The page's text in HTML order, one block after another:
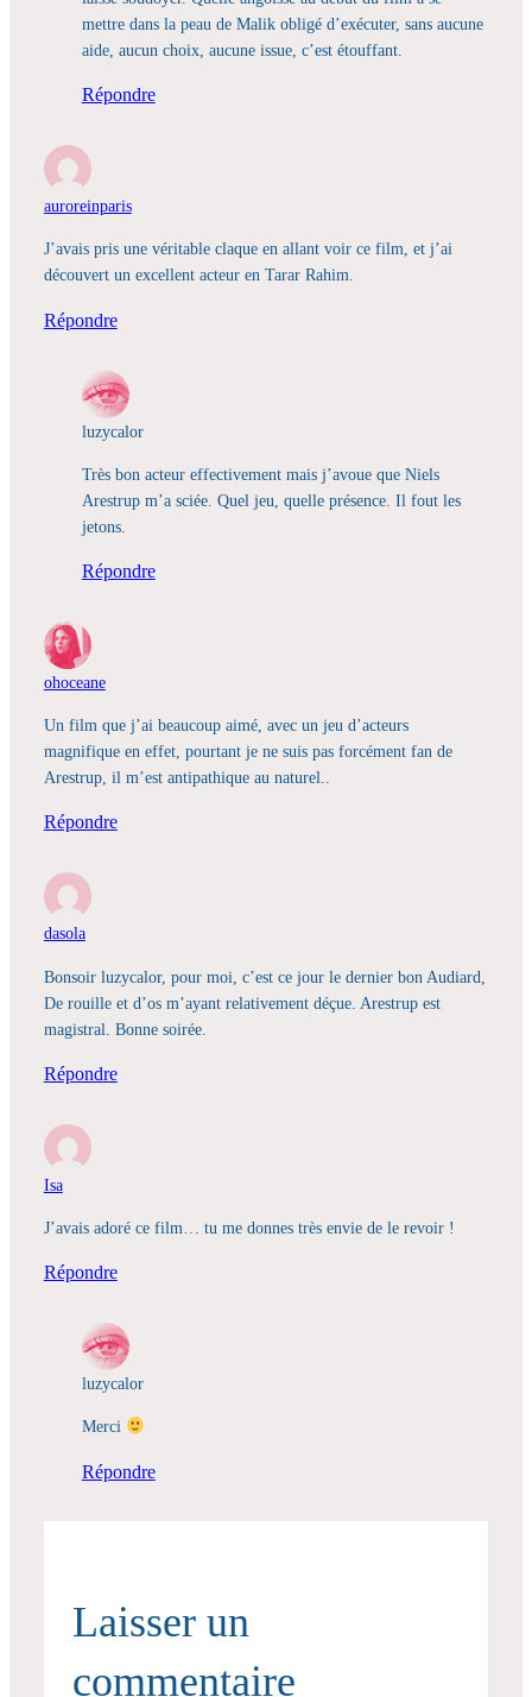
mettre dans la peau de Malik obligé d’exécuter, sans aucune
aide, aucun choix, aucune issue, c’est étouffant.
Répondre
auroreinparis
J’avais pris une véritable claque en allant voir ce film, et j’ai
découvert un excellent acteur en Tarar Rahim.
Répondre
luzycalor
Très bon acteur effectivement mais j’avoue que Niels
Arestrup m’a sciée. Quel jeu, quelle présence. Il fout les
jetons.
Répondre
ohoceane
Un film que j’ai beaucoup aimé, avec un jeu d’acteurs
magnifique en effet, pourtant je ne suis pas forcément fan de
Arestrup, il m’est antipathique au naturel..
Répondre
dasola
Bonsoir luzycalor, pour moi, c’est ce jour le dernier bon Audiard,
De rouille et d’os m’ayant relativement déçue. Arestrup est
magistral. Bonne soirée.
Répondre
Isa
J’avais adoré ce film… tu me donnes très envie de le revoir !
Répondre
luzycalor
Merci
Répondre
Laisser un
commentaire